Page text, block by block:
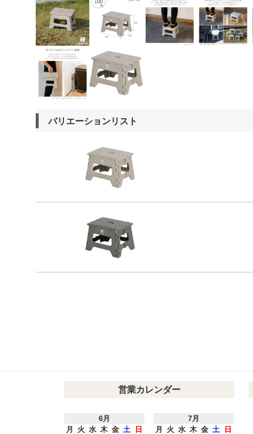
バリエーションリスト
営業カレンダー
6月
月
火 水 木 金 土 日
7月
月
火 水 木 金 土 日